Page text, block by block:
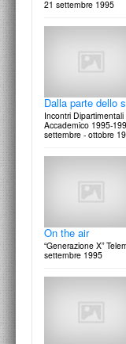
Mobili di palazzo. Il
dell’E.U.R. Roma
Convergenze
28 Ottobre 1996
Quattro scenografi
22/23 ottobre 1996
21 settembre 1995
Dalla parte dello
Incontri
Accademico 1995-
settembre - ottobre
On the air
“Generazione X”
settembre 1995